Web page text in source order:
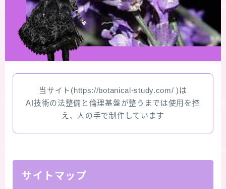
プロフィール
アロマハーブアンケート
おすすめ商品＆レビュー
★スペシャルアロマハーブ４択クイズ (kindle出
当サイト(https://botanical-study.com/ )は
AI技術の法整備と倫理基盤が整うまでは使用を控
え、人の手で制作しています
サイトマップ